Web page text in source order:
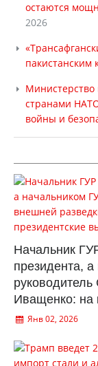
остаются
2026
пакистанским
странами
войны и
Начальник
президента,
Иващенко: на
Янв 02, 2026